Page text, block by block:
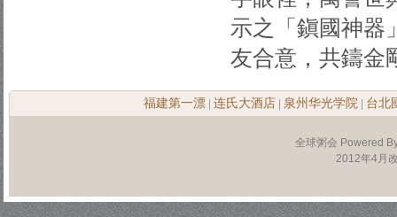
示之「鎭國神器
友合意，共鑄金
福建第一漂 连氏大酒店 泉州华光学院 台北
全球粥会 Powered
2012年4月